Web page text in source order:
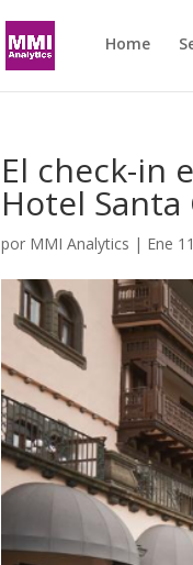
Home
El check-in
Hotel Santa
por MMI Analytics | Ene